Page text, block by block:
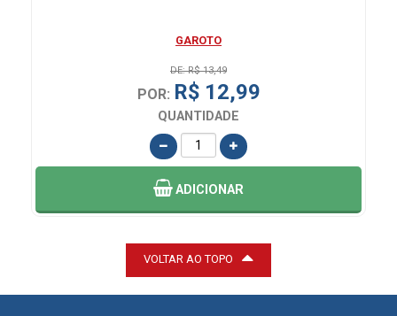
GAROTO
DE: R$ 13,49
POR: R$ 12,99
QUANTIDADE
ADICIONAR
VOLTAR AO TOPO